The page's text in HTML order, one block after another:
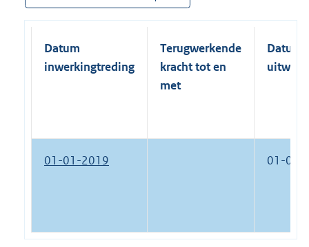
Datum
inwerkingtreding
Terugwerkende
kracht tot en
met
Datum
01-01-2019 01-01-